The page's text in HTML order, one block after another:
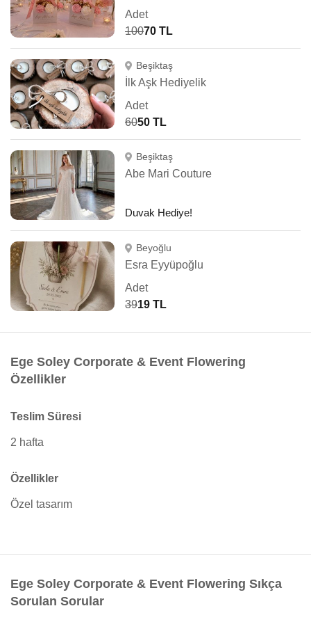
Adet
10070 TL
Beşiktaş
İlk Aşk Hediyelik
Adet
6050 TL
Beşiktaş
Abe Mari Couture
Duvak Hediye!
Beyoğlu
Esra Eyyüpoğlu
Adet
3919 TL
Ege Soley Corporate & Event Flowering
Özellikler
Teslim Süresi
2 hafta
Özellikler
Özel tasarım
Ege Soley Corporate & Event Flowering Sıkça
Sorulan Sorular